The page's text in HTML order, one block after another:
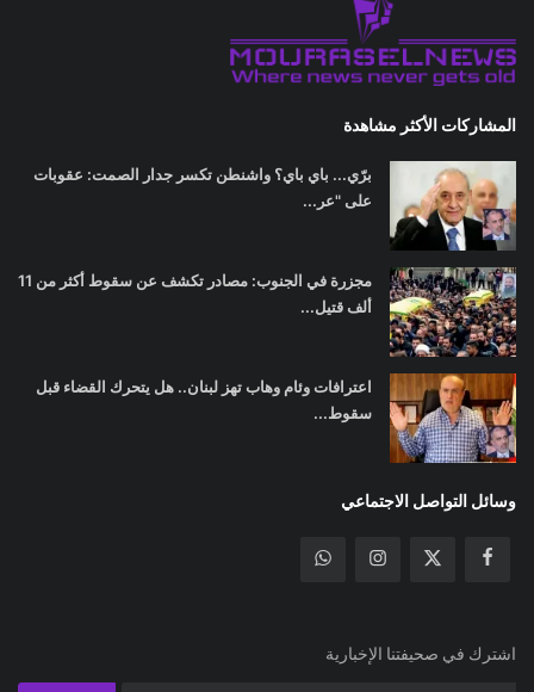
المشاركات الأكثر مشاهدة
برّي... باي باي؟ واشنطن تكسر جدار الصمت: عقوبات
على "عر...
مجزرة في الجنوب: مصادر تكشف عن سقوط أكثر من 11
ألف قتيل...
اعترافات وئام وهاب تهز لبنان.. هل يتحرك القضاء قبل
سقوط...
وسائل التواصل الاجتماعي
اشترك في صحيفتنا الإخبارية